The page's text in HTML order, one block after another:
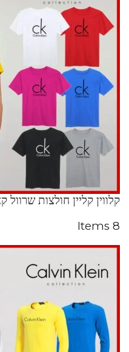
קלווין קליין חולצות שרוול
8 Items